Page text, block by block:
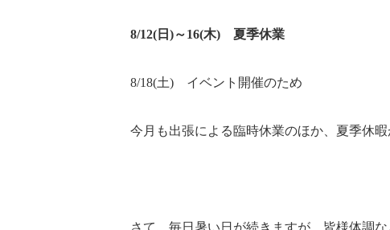
8/12(日)～16(木) 夏季休業
8/18(土) イベント開催のため
今月も出張による臨時休業のほか、夏季休
さて、毎日暑い日が続きますが、皆様体調